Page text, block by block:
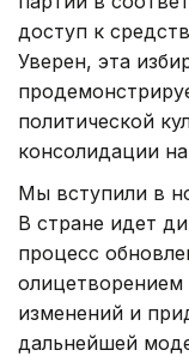
доступ к
Уверен, эта
политической
консолидации
Мы вступили в
В стране идет
процесс
изменений и
дальнейшей